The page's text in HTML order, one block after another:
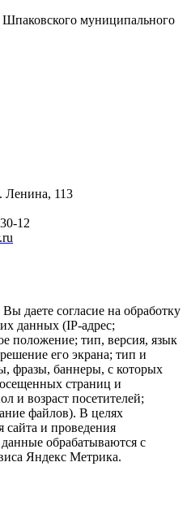
муниципального
Ленина, 113
12
даете согласие на обработку
данных (IP-адрес;
положение; тип, версия, язык
его экрана; тип и
фразы, баннеры, с которых
страниц и
и возраст посетителей;
файлов). В целях
и проведения
обрабатываются с
Яндекс Метрика.